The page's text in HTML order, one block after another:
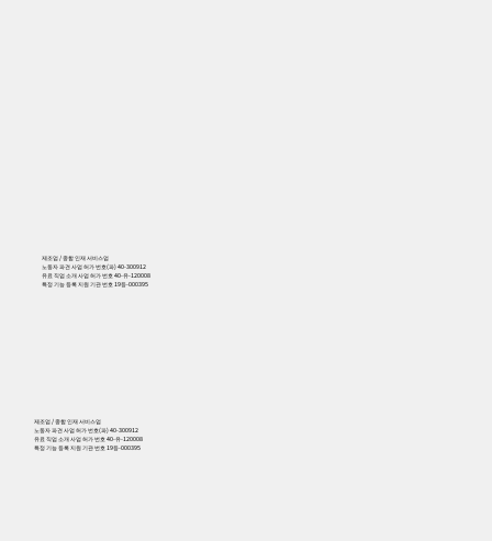
제조업 / 종합 인재 서비스업
노동자 파견 사업 허가 번호(파) 40-300912
유료 직업 소개 사업 허가 번호 40-유-120008
특정 기능 등록 지원 기관 번호 19등-000395
제조업 / 종합 인재 서비스업
노동자 파견 사업 허가 번호(파) 40-300912
유료 직업 소개 사업 허가 번호 40-유-120008
특정 기능 등록 지원 기관 번호 19등-000395